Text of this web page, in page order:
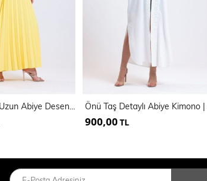
Astarlı Piliseli Uzun Abiye Desenli Şifon Elbise | ELB3512
900,00 TL